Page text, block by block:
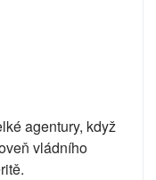
agentury, když
vládního